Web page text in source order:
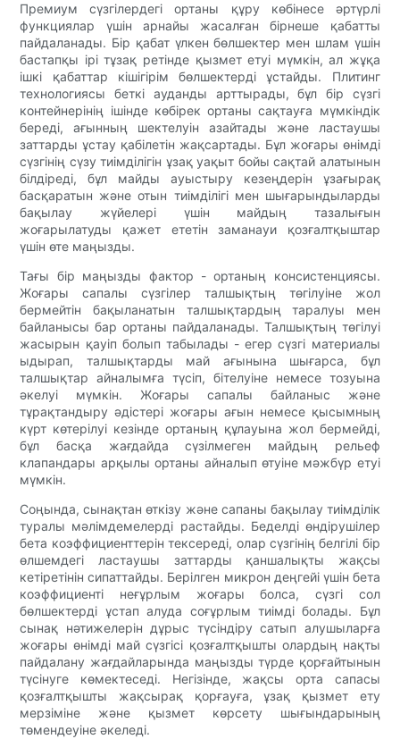
Премиум сүзгілердегі ортаны құру көбінесе әртүрлі
функциялар үшін арнайы жасалған бірнеше қабатты
пайдаланады. Бір қабат үлкен бөлшектер мен шлам үшін
бастапқы ірі тұзақ ретінде қызмет етуі мүмкін, ал жұқа
ішкі қабаттар кішігірім бөлшектерді ұстайды. Плитинг
технологиясы беткі ауданды арттырады, бұл бір сүзгі
контейнерінің ішінде көбірек ортаны сақтауға мүмкіндік
береді, ағынның шектелуін азайтады және ластаушы
заттарды ұстау қабілетін жақсартады. Бұл жоғары өнімді
сүзгінің сүзу тиімділігін ұзақ уақыт бойы сақтай алатынын
білдіреді, бұл майды ауыстыру кезеңдерін ұзағырақ
басқаратын және отын тиімділігі мен шығарындыларды
бақылау жүйелері үшін майдың тазалығын
жоғарылатуды қажет ететін заманауи қозғалтқыштар
үшін өте маңызды.
Тағы бір маңызды фактор - ортаның консистенциясы.
Жоғары сапалы сүзгілер талшықтың төгілуіне жол
бермейтін бақыланатын талшықтардың таралуы мен
байланысы бар ортаны пайдаланады. Талшықтың төгілуі
жасырын қауіп болып табылады - егер сүзгі материалы
ыдырап, талшықтарды май ағынына шығарса, бұл
талшықтар айналымға түсіп, бітелуіне немесе тозуына
әкелуі мүмкін. Жоғары сапалы байланыс және
тұрақтандыру әдістері жоғары ағын немесе қысымның
күрт көтерілуі кезінде ортаның құлауына жол бермейді,
бұл басқа жағдайда сүзілмеген майдың рельеф
клапандары арқылы ортаны айналып өтуіне мәжбүр етуі
мүмкін.
Соңында, сынақтан өткізу және сапаны бақылау тиімділік
туралы мәлімдемелерді растайды. Беделді өндірушілер
бета коэффициенттерін тексереді, олар сүзгінің белгілі бір
өлшемдегі ластаушы заттарды қаншалықты жақсы
кетіретінін сипаттайды. Берілген микрон деңгейі үшін бета
коэффициенті неғұрлым жоғары болса, сүзгі сол
бөлшектерді ұстап алуда соғұрлым тиімді болады. Бұл
сынақ нәтижелерін дұрыс түсіндіру сатып алушыларға
жоғары өнімді май сүзгісі қозғалтқышты олардың нақты
пайдалану жағдайларында маңызды түрде қорғайтынын
түсінуге көмектеседі. Негізінде, жақсы орта сапасы
қозғалтқышты жақсырақ қорғауға, ұзақ қызмет ету
мерзіміне және қызмет көрсету шығындарының
төмендеуіне әкеледі.